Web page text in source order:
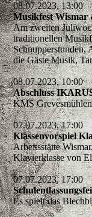
08.07.2023, 13:00
Musikfest Wismar
Am zweiten
traditionellen
Schnupperstunden,
die Gäste Musik,
08.07.2023, 10:00
Abschluss
KMS
07.07.2023, 17:00
Klassenvorspiel
Arbeitsstätte
Klavierklasse von
07.07.2023, 17:00
Es spielt das